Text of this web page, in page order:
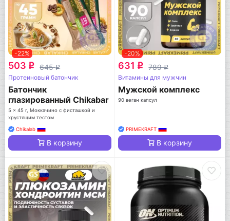
-22%
503 q 645q
Протеиновый батончик
Батончик
глазированный Chikabar
Dubai
5 x 45 г, Моккачино с фисташкой и
хрустящим тестом
Chikalab
В корзину
-20%
631 q 789q
Витамины для мужчин
Мужской комплекс
90 веган капсул
PRIMEKRAFT
В корзину